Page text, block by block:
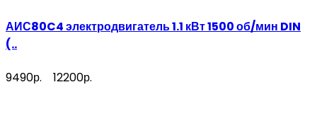
АИС80C4 электродвигатель 1.1 кВт 1500 об/мин DIN
(..
9490р. 12200р.